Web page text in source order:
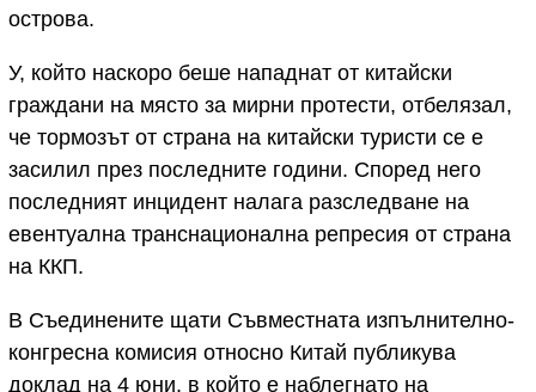
острова.
У, който наскоро беше нападнат от китайски
граждани на място за мирни протести, отбелязал,
че тормозът от страна на китайски туристи се е
засилил през последните години. Според него
последният инцидент налага разследване на
евентуална транснационална репресия от страна
на ККП.
В Съединените щати Съвместната изпълнително-
конгресна комисия относно Китай публикува
доклад на 4 юни, в който е наблегнато на